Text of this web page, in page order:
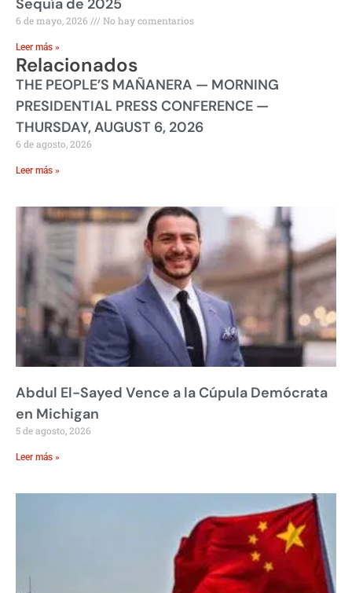
Sequía de 2025
6 de mayo, 2026 No hay comentarios
Leer más »
Relacionados
THE PEOPLE’S MAÑANERA — MORNING
PRESIDENTIAL PRESS CONFERENCE —
THURSDAY, AUGUST 6, 2026
6 de agosto, 2026
Leer más »
Abdul El-Sayed Vence a la Cúpula Demócrata
en Michigan
5 de agosto, 2026
Leer más »